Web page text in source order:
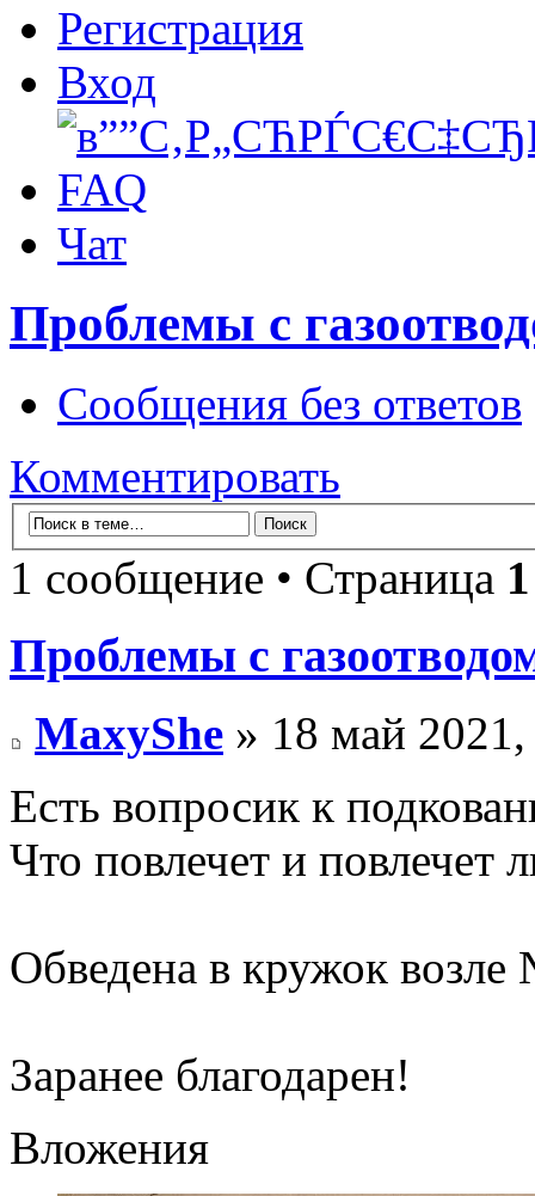
Регистрация
Вход
FAQ
Чат
Проблемы с
Сообщения без ответов
Комментировать
1 сообщение • Страница 1
Проблемы с
MaxyShe » 18 май
Есть вопросик к
Что повлечет и повлечет
Обведена в кружок
Заранее благодарен!
Вложения